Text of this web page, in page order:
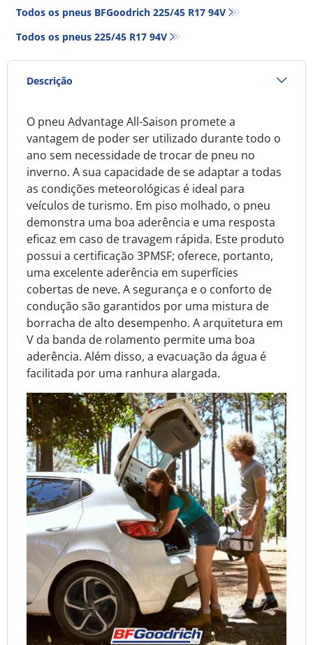
Todos os pneus BFGoodrich 225/45 R17 94V
Todos os pneus‎ 225/45 R17 94V
Descrição
O pneu Advantage All-Saison promete a
vantagem de poder ser utilizado durante todo o
ano sem necessidade de trocar de pneu no
inverno. A sua capacidade de se adaptar a todas
as condições meteorológicas é ideal para
veículos de turismo. Em piso molhado, o pneu
demonstra uma boa aderência e uma resposta
eficaz em caso de travagem rápida. Este produto
possui a certificação 3PMSF; oferece, portanto,
uma excelente aderência em superfícies
cobertas de neve. A segurança e o conforto de
condução são garantidos por uma mistura de
borracha de alto desempenho. A arquitetura em
V da banda de rolamento permite uma boa
aderência. Além disso, a evacuação da água é
facilitada por uma ranhura alargada.